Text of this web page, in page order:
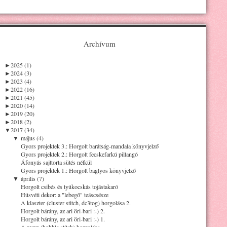
Archívum
►2025 (1)
►2024 (3)
►2023 (4)
►2022 (16)
►2021 (45)
►2020 (14)
►2019 (20)
►2018 (2)
▼2017 (34)
▼ május (4)
Gyors projektek 3.: Horgolt barátság-mandala könyvjelző
Gyors projektek 2.: Horgolt fecskefarkú pillangó
Áfonyás sajttorta sütés nélkül
Gyors projektek 1.: Horgolt baglyos könyvjelző
▼ április (7)
Horgolt csibés és tyúkocskás tojástakaró
Húsvéti dekor: a "lebegő" teáscsésze
A klaszter (cluster stitch, dc3tog) horgolása 2.
Horgolt bárány, az ari öri-bari :-) 2.
Horgolt bárány, az ari öri-bari :-) 1.